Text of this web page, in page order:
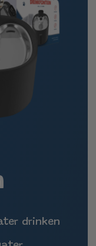
drinken